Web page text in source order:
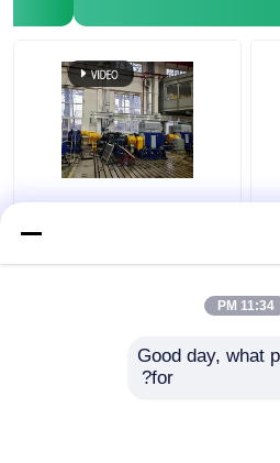
قابل حمل
SSCD350-1800-4000
کیلووات
تماس با ما
11:34 PM
Good day, what
for?